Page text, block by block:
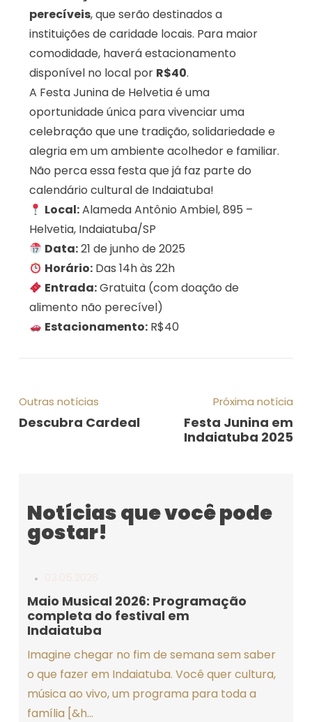
perecíveis, que serão destinados a
instituições de caridade locais. Para maior
comodidade, haverá estacionamento
disponível no local por R$40.
A Festa Junina de Helvetia é uma
oportunidade única para vivenciar uma
celebração que une tradição, solidariedade e
alegria em um ambiente acolhedor e familiar.
Não perca essa festa que já faz parte do
calendário cultural de Indaiatuba!
Local:Alameda Antônio Ambiel, 895 –
Helvetia, Indaiatuba/SP
Data:21 de junho de 2025
Horário: Das 14h às 22h
Entrada:Gratuita (com doação de
alimento não perecível)
Estacionamento: R$40
Outras notícias
Descubra Cardeal
Próxima notícia
Festa Junina em
Indaiatuba 2025
Notícias que você pode
gostar!
Maio Musical 2026: Programação
completa do festival em
Indaiatuba
Imagine chegar no fim de semana sem saber
o que fazer em Indaiatuba. Você quer cultura,
música ao vivo, um programa para toda a
família [&h...